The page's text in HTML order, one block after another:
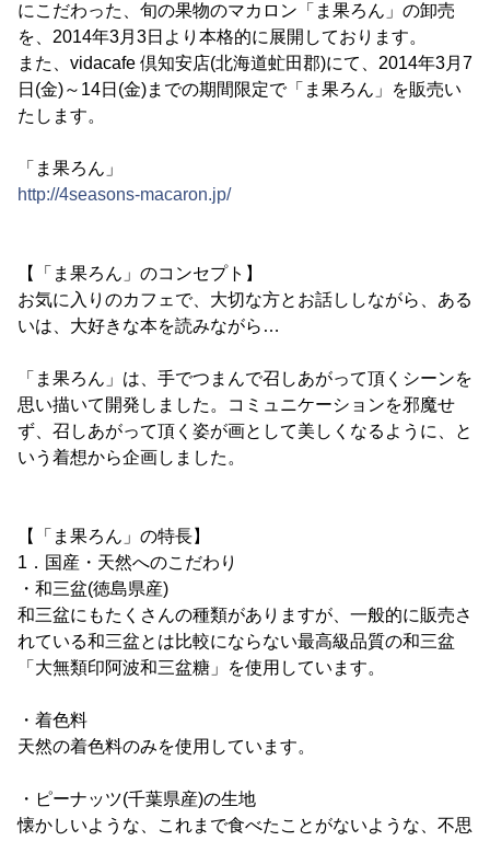
にこだわった、旬の果物のマカロン「ま果ろん」の卸売
を、2014年3月3日より本格的に展開しております。
また、vidacafe 倶知安店(北海道虻田郡)にて、2014年3月7
日(金)～14日(金)までの期間限定で「ま果ろん」を販売い
たします。
「ま果ろん」
http://4seasons-macaron.jp/
【「ま果ろん」のコンセプト】
お気に入りのカフェで、大切な方とお話ししながら、ある
いは、大好きな本を読みながら…
「ま果ろん」は、手でつまんで召しあがって頂くシーンを
思い描いて開発しました。コミュニケーションを邪魔せ
ず、召しあがって頂く姿が画として美しくなるように、と
いう着想から企画しました。
【「ま果ろん」の特長】
1．国産・天然へのこだわり
・和三盆(徳島県産)
和三盆にもたくさんの種類がありますが、一般的に販売さ
れている和三盆とは比較にならない最高級品質の和三盆
「大無類印阿波和三盆糖」を使用しています。
・着色料
天然の着色料のみを使用しています。
・ピーナッツ(千葉県産)の生地
懐かしいような、これまで食べたことがないような、不思